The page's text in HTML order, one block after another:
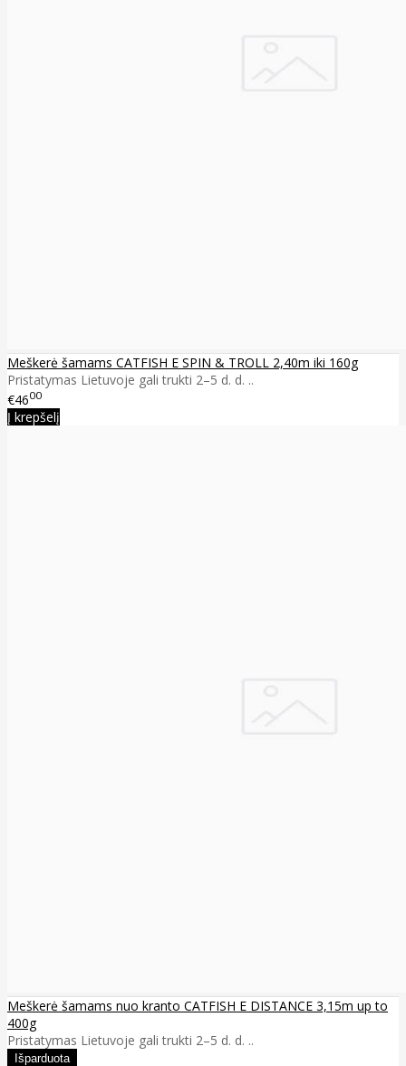
Meškerė šamams CATFISH E SPIN & TROLL 2,40m iki 160g
Pristatymas Lietuvoje gali trukti 2–5 d. d. ..
€4600
Į krepšelį
Meškerė šamams nuo kranto CATFISH E DISTANCE 3,15m up to
400g
Pristatymas Lietuvoje gali trukti 2–5 d. d. ..